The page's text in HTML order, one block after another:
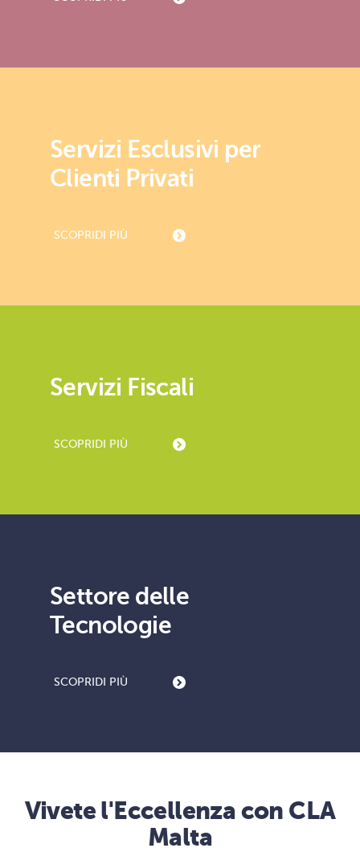
Servizi Esclusivi per
Clienti Privati
SCOPRI DI PIÙ
Servizi Fiscali
SCOPRI DI PIÙ
Settore delle
Tecnologie
SCOPRI DI PIÙ
Vivete l'Eccellenza con CLA
Malta